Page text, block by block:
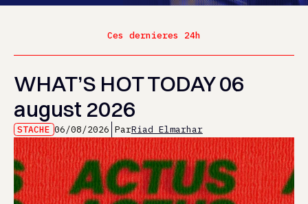
Ces dernieres 24h
WHAT’S HOT TODAY 06
august 2026
STACHE 06/08/2026 ParRiad Elmarhar